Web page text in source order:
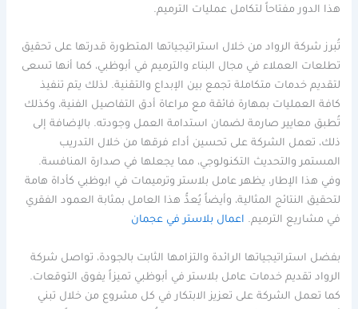
هذا الدور مفتاحاً لتكامل عمليات الترميم.
تُبرز شركة الرواد من خلال استراتيجياتها المتطورة قدرتها على تحقيق
تطلعات العملاء في مجال البناء والترميم في أبوظبي، كما أنها تسعى
لتقديم خدمات متكاملة تجمع بين الإبداع والتقنية. لذلك يتم تنفيذ
كافة العمليات بمهارة فائقة مع مراعاة أدق التفاصيل الفنية، وكذلك
تُطبق معايير صارمة لضمان استدامة العمل وجودته. بالإضافة إلى
ذلك، تعمل الشركة على تحسين أداء فرقها من خلال التدريب
المستمر والتحديث التكنولوجي، مما يجعلها في صدارة المنافسة.
وفي هذا الإطار، يظهر عامل بلاستر وترميمات في ابوظبي كأداة هامة
لتحقيق النتائج المثالية، وأيضاً يُعدُّ هذا العامل بمثابة العمود الفقري
في مشاريع الترميم. اعمال بلاستر في عجمان
بفضل استراتيجياتها الرائدة والتزامها الثابت بالجودة، تواصل شركة
الرواد تقديم خدمات عامل بلاستر في أبوظبي تميزاً يفوق التوقعات.
كما تعمل الشركة على تعزيز الابتكار في كل مشروع من خلال تبني